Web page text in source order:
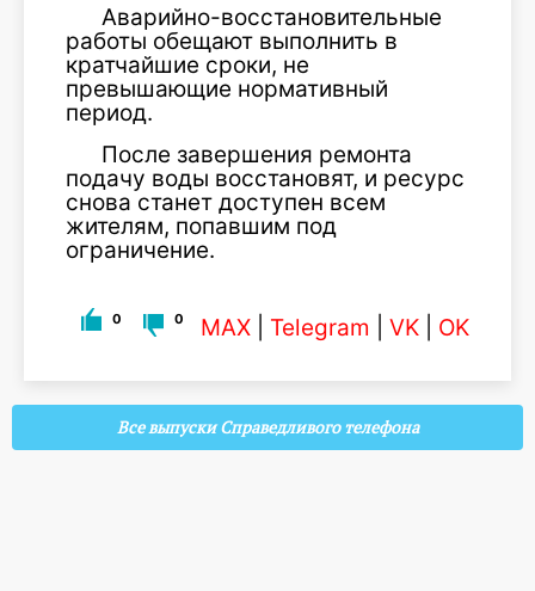
Аварийно-восстановительные
работы обещают выполнить в
кратчайшие сроки, не
превышающие нормативный
период.
После завершения ремонта
подачу воды восстановят, и ресурс
снова станет доступен всем
жителям, попавшим под
ограничение.
0 0 MAX Telegram VK OK
Все выпуски Справедливого телефона